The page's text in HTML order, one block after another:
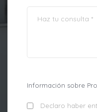
Información sobre
Declaro haber